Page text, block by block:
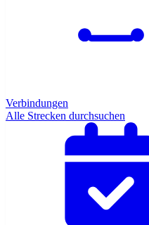
Verbindungen
Alle Strecken durchsuchen